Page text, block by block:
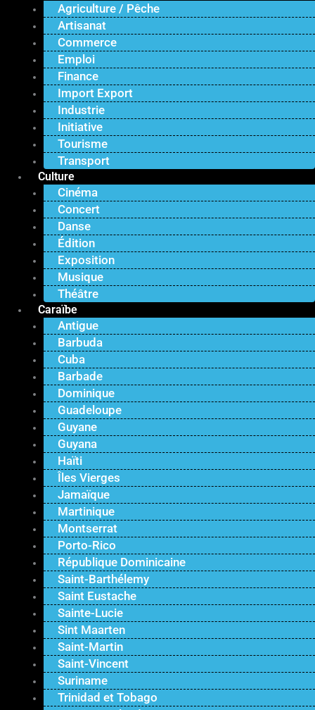
Agriculture / Pêche
Artisanat
Commerce
Emploi
Finance
Import Export
Industrie
Initiative
Tourisme
Transport
Culture
Cinéma
Concert
Danse
Édition
Exposition
Musique
Théâtre
Caraïbe
Antigue
Barbuda
Cuba
Barbade
Dominique
Guadeloupe
Guyane
Guyana
Haïti
Îles Vierges
Jamaïque
Martinique
Montserrat
Porto-Rico
République Dominicaine
Saint-Barthélemy
Saint Eustache
Sainte-Lucie
Sint Maarten
Saint-Martin
Saint-Vincent
Suriname
Trinidad et Tobago